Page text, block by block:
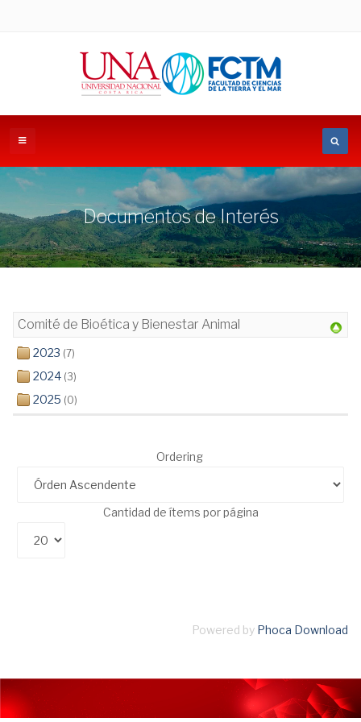
Documentos de Interés
Comité de Bioética y Bienestar Animal
2023 (7)
2024 (3)
2025 (0)
Ordering
Cantidad de ítems por página
Powered by Phoca Download